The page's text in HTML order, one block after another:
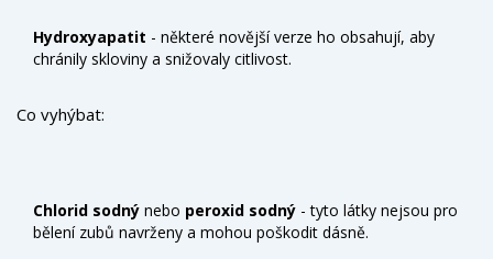
Hydroxyapatit - některé novější verze ho obsahují, aby
chránily skloviny a snižovaly citlivost.
Co vyhýbat:
Chlorid sodný nebo peroxid sodný - tyto látky nejsou pro
bělení zubů navrženy a mohou poškodit dásně.